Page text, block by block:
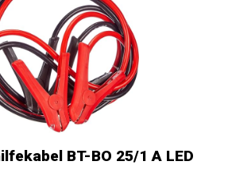
BT-BO 25/1 A LED